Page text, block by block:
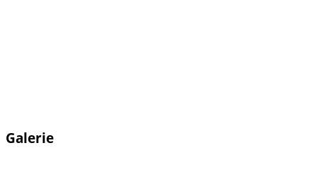
Galerie